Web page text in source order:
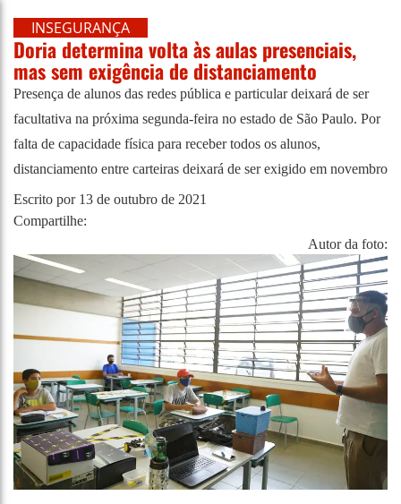
INSEGURANÇA
Doria determina volta às aulas presenciais,
mas sem exigência de distanciamento
Presença de alunos das redes pública e particular deixará de ser
facultativa na próxima segunda-feira no estado de São Paulo. Por
falta de capacidade física para receber todos os alunos,
distanciamento entre carteiras deixará de ser exigido em novembro
Escrito por 13 de outubro de 2021
Compartilhe:
Autor da foto: